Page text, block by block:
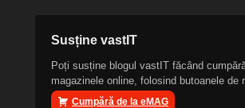
Susține vastIT
Poți susține blogul vastIT făcând
magazinele online, folosind butoanele de
Cumpără de la eMAG